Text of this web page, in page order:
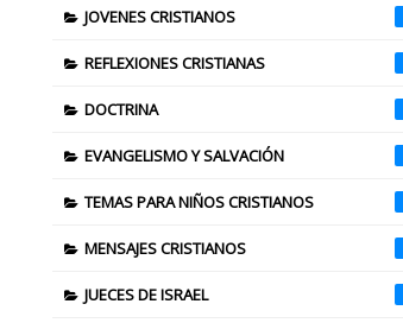
JOVENES CRISTIANOS
REFLEXIONES CRISTIANAS
DOCTRINA
EVANGELISMO Y SALVACIÓN
TEMAS PARA NIÑOS CRISTIANOS
MENSAJES CRISTIANOS
JUECES DE ISRAEL